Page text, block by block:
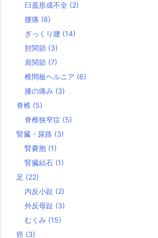
臼蓋形成不全 (2)
腰痛 (8)
ぎっくり腰 (14)
肘関節 (3)
肩関節 (7)
椎間板ヘルニア (6)
膝の痛み (3)
脊椎 (5)
脊椎狭窄症 (5)
腎臓・尿路 (3)
腎嚢胞 (1)
腎臓結石 (1)
足 (22)
内反小趾 (2)
外反母趾 (3)
むくみ (15)
癌 (3)